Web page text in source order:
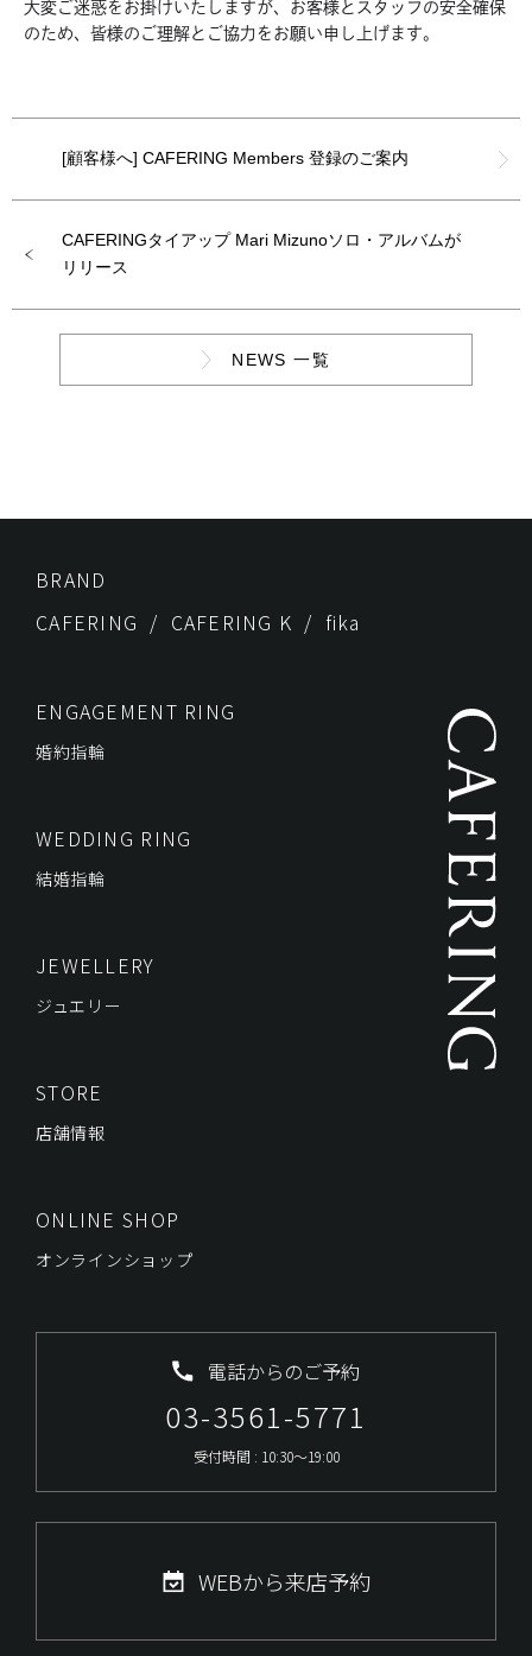
大変ご迷惑をお掛けいたしますが、お客様とスタッフの安全確保
のため、皆様のご理解とご協力をお願い申し上げます。
[顧客様へ] CAFERING Members 登録のご案内
CAFERINGタイアップ Mari Mizunoソロ・アルバムが
リリース
NEWS 一覧
BRAND
CAFERING
CAFERING K fika
ENGAGEMENT RING
婚約指輪
WEDDING RING
結婚指輪
JEWELLERY
ジュエリー
STORE
店舗情報
ONLINE SHOP
オンラインショップ
電話からのご予約
03-3561-5771
受付時間 : 10:30～19:00
WEBから来店予約